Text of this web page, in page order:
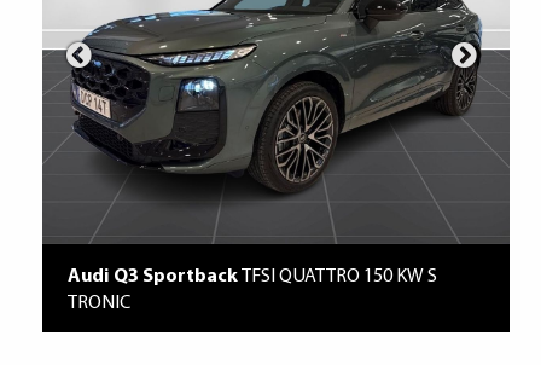
Audi Q3 Sportback
TFSI QUATTRO 150 KW S
TRONIC